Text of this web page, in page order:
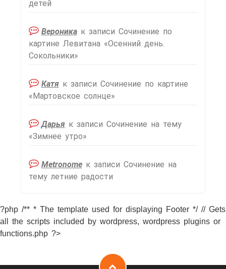
детей
Вероникак записи Сочинение по
картине Левитана «Осенний день.
Сокольники»
Катяк записи Сочинение по картине
«Мартовское солнце»
Дарьяк записи Сочинение на тему
«Зимнее утро»
Metronomeк записи Сочинение на
тему летние радости
?php /** * The template used for displaying Footer */ // Gets
all the scripts included by wordpress, wordpress plugins or
functions.php ?>